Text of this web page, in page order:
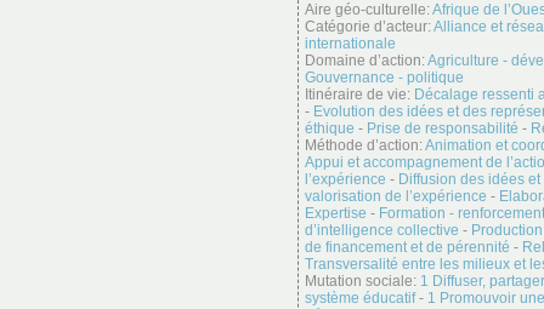
Aire géo-culturelle:Afrique de
Catégorie d’acteur:Alliance et
internationale
Domaine d’action:Agriculture -
Gouvernance - politique
Itinéraire de vie: Décalage ressenti
- Evolution des idées et des
éthique - Prise de responsabilité -
Méthode d’action:Animation et
Appui et accompagnement de
l’expérience - Diffusion des idées
valorisation de l’expérience -
Expertise - Formation -
d’intelligence collective -
de financement et de pérennité -
Transversalité entre les milieux et
Mutation sociale: 1 Diffuser,
système éducatif- 1 Promouvoir